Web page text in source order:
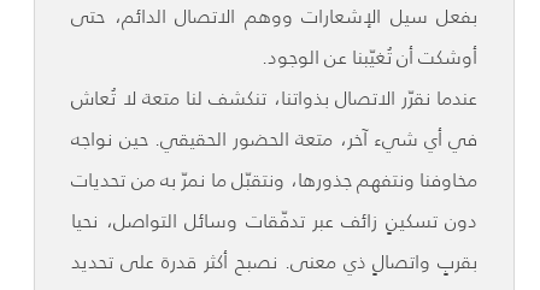
بفعل سيل الإشعارات ووهم الاتصال الدائم، حتى
أوشكت أن تُغيّبنا عن الوجود.
عندما نقرّر الاتصال بذواتنا، تنكشف لنا متعة لا تُعاش
في أي شيء آخر، متعة الحضور الحقيقي. حين نواجه
مخاوفنا ونتفهم جذورها، ونتقبّل ما نمرّ به من تحديات
دون تسكينٍ زائف عبر تدفّقات وسائل التواصل، نحيا
بقربٍ واتصالٍ ذي معنى. نصبح أكثر قدرة على تحديد